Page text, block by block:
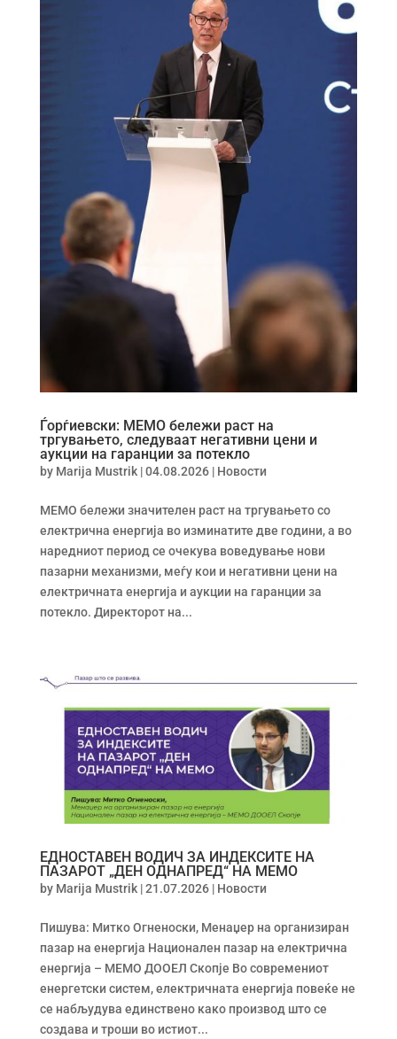
Ѓорѓиевски: МЕМО бележи раст на
тргувањето, следуваат негативни цени и
аукции на гаранции за потекло
by Marija Mustrik|04.08.2026| Новости
МЕМО бележи значителен раст на тргувањето со
електрична енергија во изминатите две години, а во
наредниот период се очекува воведување нови
пазарни механизми, меѓу кои и негативни цени на
електричната енергија и аукции на гаранции за
потекло. Директорот на...
ЕДНОСТАВЕН ВОДИЧ ЗА ИНДЕКСИТЕ НА
ПАЗАРОТ „ДЕН ОДНАПРЕД“ НА МЕМО
by Marija Mustrik|21.07.2026| Новости
Пишува: Митко Огненоски, Менаџер на организиран
пазар на енергија Национален пазар на електрична
енергија – МЕМО ДООЕЛ Скопје Во современиот
енергетски систем, електричната енергија повеќе не
се набљудува единствено како производ што се
создава и троши во истиот...